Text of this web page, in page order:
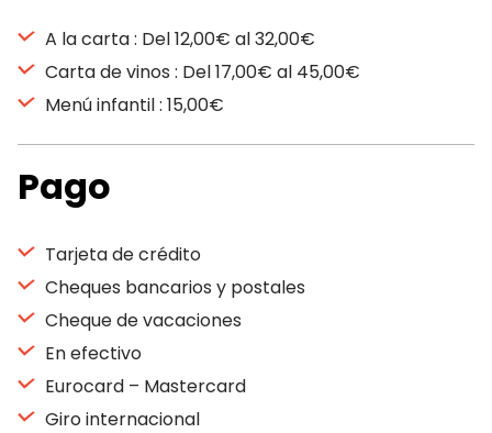
A la carta : Del 12,00€ al 32,00€
Carta de vinos : Del 17,00€ al 45,00€
Menú infantil : 15,00€
Pago
Tarjeta de crédito
Cheques bancarios y postales
Cheque de vacaciones
En efectivo
Eurocard – Mastercard
Giro internacional